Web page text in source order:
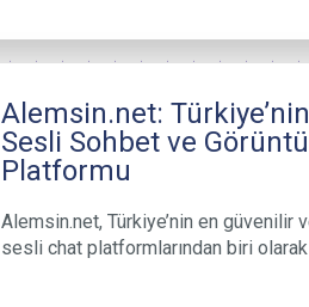
Alemsin.net:
Sesli Sohbet ve
Platformu
Alemsin.net, Türkiye’nin en güvenilir
sesli chat platformlarından biri olarak